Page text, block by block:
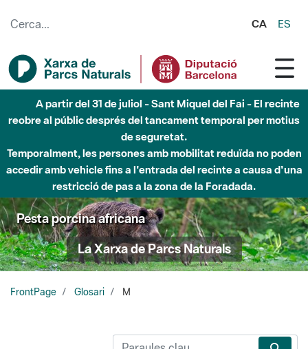
CA ES
A partir del 31 de juliol - Sant Miquel del Fai - El recinte
reobre al públic després del tancament temporal per motius
de seguretat.
Temporalment, les persones amb mobilitat reduïda no poden
accedir amb vehicle fins a l'entrada del recinte a causa d'una
restricció de pas a la zona de la Foradada.
Pesta porcina africana
La Xarxa de Parcs Naturals
FrontPage Glosari M